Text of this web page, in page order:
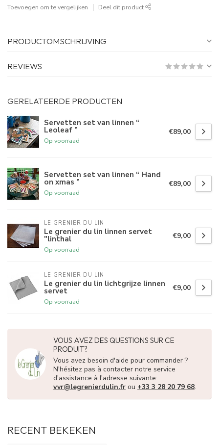
Toevoegen om te vergelijken Deel dit product
PRODUCTOMSCHRIJVING
REVIEWS
GERELATEERDE PRODUCTEN
Servetten set van linnen “
Leoleaf ”
Op voorraad
€89,00
Servetten set van linnen “ Hand
on xmas ”
Op voorraad
€89,00
LE GRENIER DU LIN
Le grenier du lin linnen servet
"linthal
Op voorraad
€9,00
LE GRENIER DU LIN
Le grenier du lin lichtgrijze linnen
servet
Op voorraad
€9,00
VOUS AVEZ DES QUESTIONS SUR CE
PRODUIT?
Vous avez besoin d'aide pour commander ?
N'hésitez pas à contacter notre service
d'assistance à l'adresse suivante:
vvr@legrenierdulin.fr ou +33 3 28 20 79 68.
RECENT BEKEKEN